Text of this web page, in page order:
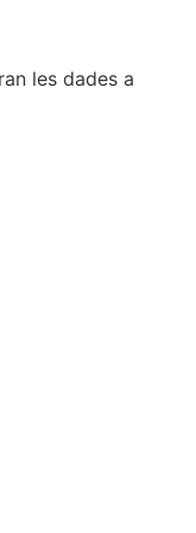
les dades a